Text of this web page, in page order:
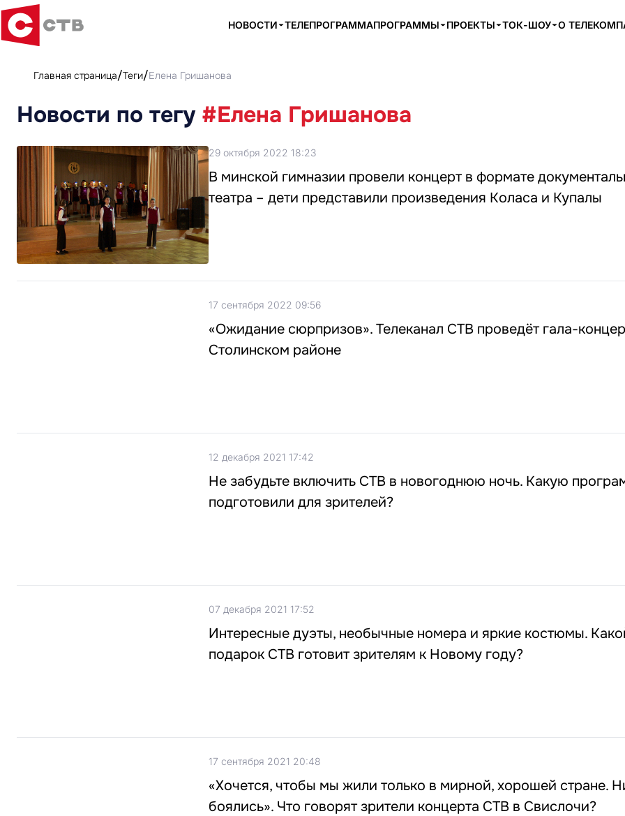
НОВОСТИ ТЕЛЕПРОГРАММАПРОГРАММЫ ПРОЕКТЫ ТОК-ШОУ О
Главная страница Теги Елена Гришанова
Новости по тегу #Елена Гришанова
29 октября 2022 18:23
В минской гимназии провели концерт в формате
театра – дети представили произведения Коласа и Купалы
17 сентября 2022 09:56
«Ожидание сюрпризов». Телеканал СТВ проведёт гала-
Столинском районе
12 декабря 2021 17:42
Не забудьте включить СТВ в новогоднюю ночь. Какую
подготовили для зрителей?
07 декабря 2021 17:52
Интересные дуэты, необычные номера и яркие костюмы.
подарок СТВ готовит зрителям к Новому году?
17 сентября 2021 20:48
«Хочется, чтобы мы жили только в мирной, хорошей стране.
боялись». Что говорят зрители концерта СТВ в Свислочи?